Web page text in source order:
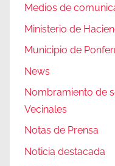
Medios de
Ministerio de
Municipio de
News
Nombramiento de
Vecinales
Notas de Prensa
Noticia destacada